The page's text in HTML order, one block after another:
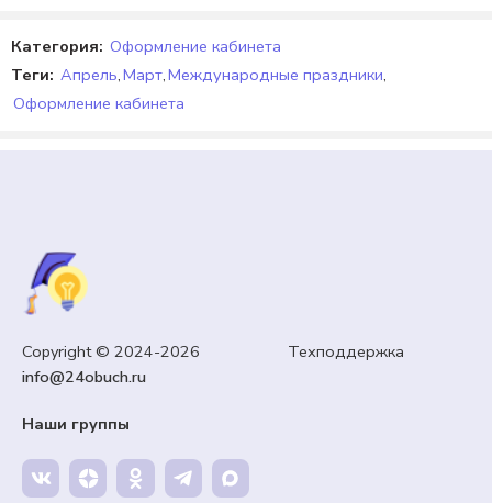
КТП, РАБОЧИЕ ПРОГРАММЫ
«Информатика в задачах» 11 класс. Подготовка к
ЕГЭ.
99,00 ₽Кешбэк:
Продавец:24obuch.ru
Категория: Оформление кабинета
Теги: Апрель,Март,Международные праздники,
Оформление кабинета
Copyright © 2024-2026 Техподдержка
info@24obuch.ru
Наши группы